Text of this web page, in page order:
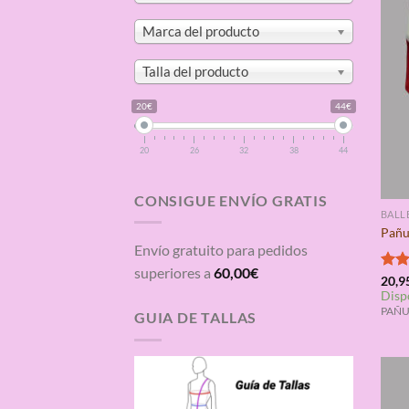
Marca del producto
Talla del producto
20€ 44€
20 26 32 38 44
CONSIGUE ENVÍO GRATIS
Envío gratuito para pedidos
superiores a 60,00€
GUIA DE TALLAS
con
de 5